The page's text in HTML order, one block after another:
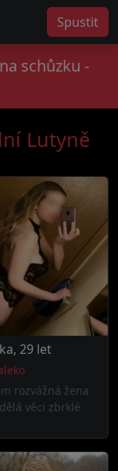
Spustit
schůzku -
Lutyně
29 let
rozvážná žena
věci zbrklé